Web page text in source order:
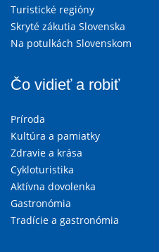
Turistické regióny
Skryté zákutia Slovenska
Na potulkách Slovenskom
Čo vidieť a robiť
Príroda
Kultúra a pamiatky
Zdravie a krása
Cykloturistika
Aktívna dovolenka
Gastronómia
Tradície a gastronómia